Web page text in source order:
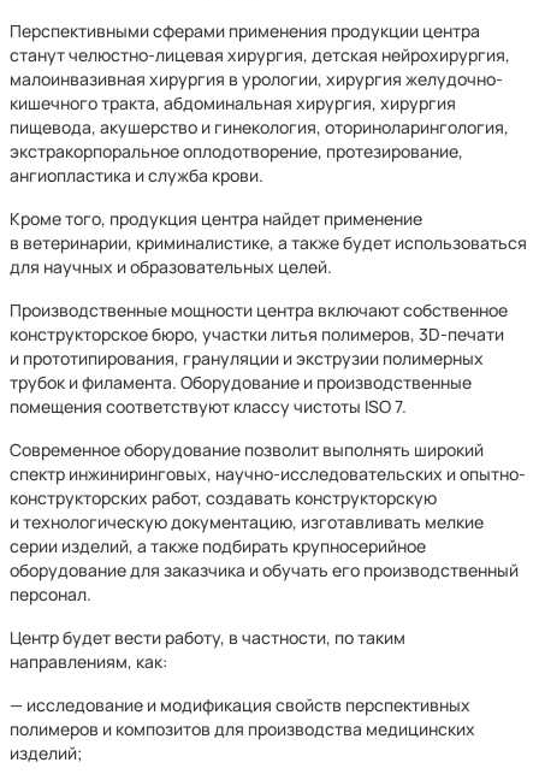
Перспективными сферами применения продукции центра
станут челюстно-лицевая хирургия, детская нейрохирургия,
малоинвазивная хирургия в урологии, хирургия желудочно-
кишечного тракта, абдоминальная хирургия, хирургия
пищевода, акушерство и гинекология, оториноларингология,
экстракорпоральное оплодотворение, протезирование,
ангиопластика и служба крови.
Кроме того, продукция центра найдет применение
в ветеринарии, криминалистике, а также будет использоваться
для научных и образовательных целей.
Производственные мощности центра включают собственное
конструкторское бюро, участки литья полимеров, 3D-печати
и прототипирования, грануляции и экструзии полимерных
трубок и филамента. Оборудование и производственные
помещения соответствуют классу чистоты ISO 7.
Современное оборудование позволит выполнять широкий
спектр инжиниринговых, научно-исследовательских и опытно-
конструкторских работ, создавать конструкторскую
и технологическую документацию, изготавливать мелкие
серии изделий, а также подбирать крупносерийное
оборудование для заказчика и обучать его производственный
персонал.
Центр будет вести работу, в частности, по таким
направлениям, как:
— исследование и модификация свойств перспективных
полимеров и композитов для производства медицинских
изделий;